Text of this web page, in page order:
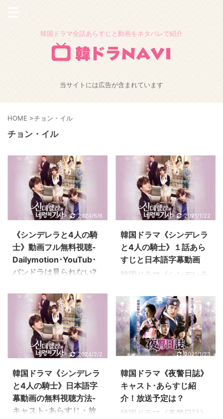
韓国ドラマ全話あらすじと動画をネタバレで紹介
当サイトには広告が含まれています
HOME >チョン・イル
チョン・イル
2024/6/6
《シンデレラと4人の騎
士》動画フル無料視聴-
Dailymotion･YouTub･
パンドラは見られない?
国ドラマ《シンデレラと
4人の騎士》のフル動画
を見放題する方法をわか
りやすくご紹介していき
ます。 こちらの《シンデ
レラと4人の騎士》の配
信状況は2021年1月の情
報です。動画の配信はい
きなり終了する場合も多
いので、早めにご覧下さ
2021/1/22
韓国ドラマ《シンデレラ
と4人の騎士》１話あら
すじと日本語字幕動画
韓国ドラマ《シンデレラ
《シンデレラと4人の騎
士》は、御曹司役にはチ
ョン・イル、アン・ジェ
ヒョン、イ・ジョンシン
(CNBLUE)、チェ・ミン
と花美男たちの豪華キャ
ストのラブストーリー。
そんな３人のイケメン財
閥兄弟が暮らす大邸宅
2024/2/2
韓国ドラマ《シンデレラ
と4人の騎士》日本語字
幕動画の無料視聴方法-
キャスト･あらすじ・放
2021/1/23
韓国ドラマ《夜警日誌》
キャスト･あらすじ紹
介！放送予定は？
韓国ドラマ《夜警日誌》